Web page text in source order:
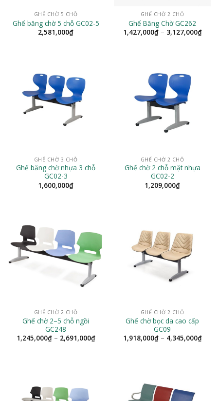
GHẾ CHỜ 5 CHỖ
Ghế băng chờ 5 chỗ GC02-5
2,581,000₫
GHẾ CHỜ 2 CHỖ
Ghế Băng Chờ GC262
1,427,000₫ – 3,127,000₫
giá:
GHẾ CHỜ 3 CHỖ
Ghế băng chờ nhựa 3 chỗ
GC02-3
1,600,000₫
GHẾ CHỜ 2 CHỖ
Ghế chờ 2 chỗ mặt nhựa
GC02-2
1,209,000₫
GHẾ CHỜ 2 CHỖ
Ghế chờ 2–5 chỗ ngồi
GC248
1,245,000₫ – 2,691,000₫Khoảng
giá:
GHẾ CHỜ 2 CHỖ
Ghế chờ bọc da cao cấp
GC09
1,918,000₫ – 4,345,000₫
giá: